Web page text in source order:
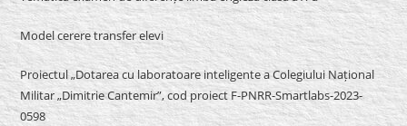
Model cerere transfer elevi
Proiectul „Dotarea cu laboratoare inteligente a Colegiului Național
Militar „Dimitrie Cantemir”, cod proiect F-PNRR-Smartlabs-2023-
0598